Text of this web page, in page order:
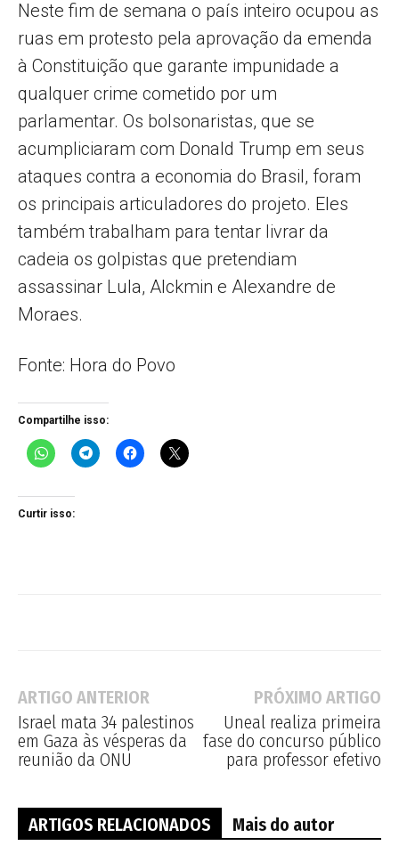
Neste fim de semana o país inteiro ocupou as
ruas em protesto pela aprovação da emenda
à Constituição que garante impunidade a
qualquer crime cometido por um
parlamentar. Os bolsonaristas, que se
acumpliciaram com Donald Trump em seus
ataques contra a economia do Brasil, foram
os principais articuladores do projeto. Eles
também trabalham para tentar livrar da
cadeia os golpistas que pretendiam
assassinar Lula, Alckmin e Alexandre de
Moraes.
Fonte: Hora do Povo
Compartilhe isso:
Curtir isso:
ARTIGO ANTERIOR
Israel mata 34 palestinos
em Gaza às vésperas da
reunião da ONU
PRÓXIMO ARTIGO
Uneal realiza primeira
fase do concurso público
para professor efetivo
ARTIGOS RELACIONADOS Mais do autor